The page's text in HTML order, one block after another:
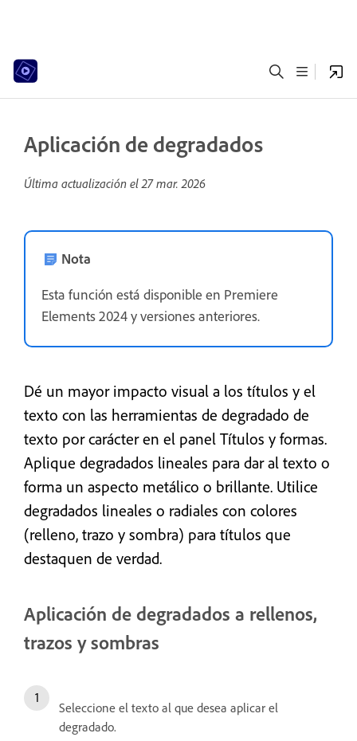
Aplicación de degradados
Última actualización el27 mar. 2026
Nota
Esta función está disponible en Premiere
Elements 2024 y versiones anteriores.
Dé un mayor impacto visual a los títulos y el
texto con las herramientas de degradado de
texto por carácter en el panel Títulos y formas.
Aplique degradados lineales para dar al texto o
forma un aspecto metálico o brillante. Utilice
degradados lineales o radiales con colores
(relleno, trazo y sombra) para títulos que
destaquen de verdad.
Aplicación de degradados a rellenos,
trazos y sombras
Seleccione el texto al que desea aplicar el
degradado.